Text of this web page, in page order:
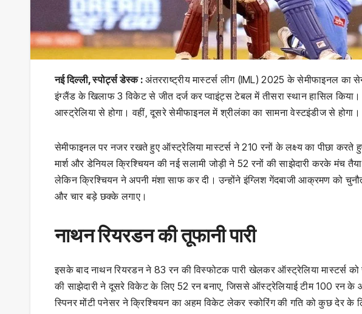
नई दिल्ली, स्पोर्ट्स डेस्क :अंतरराष्ट्रीय मास्टर्स लीग (IML) 2025 के सेमीफाइनल का
इंग्लैंड के खिलाफ 3 विकेट से जीत दर्ज कर प्वाइंट्स टेबल में तीसरा स्थान हासिल किया।
आस्ट्रेलिया से होगा। वहीं, दूसरे सेमीफाइनल में श्रीलंका का सामना वेस्टइंडीज से होगा।
सेमीफाइनल पर नजर रखते हुए ऑस्ट्रेलिया मास्टर्स ने 210 रनों के लक्ष्य का पीछा करते
मार्श और डेनियल क्रिश्चियन की नई सलामी जोड़ी ने 52 रनों की साझेदारी करके मंच
लेकिन क्रिश्चियन ने अपनी मंशा साफ कर दी। उन्होंने इंग्लिश गेंदबाजी आक्रमण को
और चार बड़े छक्के लगाए।
नाथन रियरडन की तूफानी पारी
इसके बाद नाथन रियरडन ने 83 रन की विस्फोटक पारी खेलकर ऑस्ट्रेलिया मास्टर्स
की साझेदारी ने दूसरे विकेट के लिए 52 रन बनाए, जिससे ऑस्ट्रेलियाई टीम 100 रन
स्पिनर मोंटी पनेसर ने क्रिश्चियन का अहम विकेट लेकर स्कोरिंग की गति को कुछ देर के